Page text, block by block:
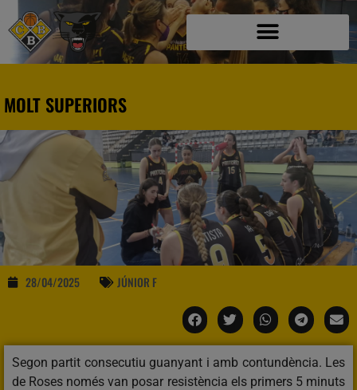
MOLT SUPERIORS
28/04/2025 JÚNIOR F
Segon partit consecutiu guanyant i amb contundència. Les
de Roses només van posar resistència els primers 5 minuts